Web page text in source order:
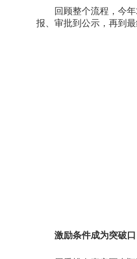
回顾整个流程，今年2
报、审批到公示，再到
激励条件成为突破口